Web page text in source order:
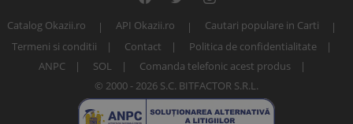
Catalog Okazii.ro API Okazii.ro
Cautari populare in Carti
Termeni si conditii
Contact
Politica de confidentialitate
ANPC
SOL
Comanda telefonic acest produs
© 2000 - 2026 S.C. BITFACTOR S.R.L.